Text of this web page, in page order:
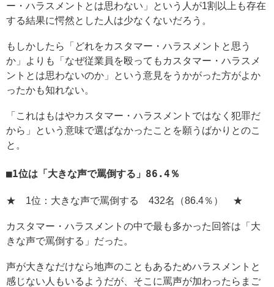
ー・ハラスメントとは思わない」という人が1割以上も存在
する結果に愕然とした人は少なくないだろう。
もしかしたら「どれをカスタマー・ハラスメントと思う
か」よりも「なぜ従業員を殴ってもカスタマー・ハラスメ
ントとは思わないのか」という意見をうかがった方がよか
ったかも知れない。
「これはもはやカスタマー・ハラスメントではなく犯罪だ
から」という意味で選ばなかったことを願うばかりとのこ
と。
1位は「大きな声で罵倒する」86.4％
★ 1位：大きな声で罵倒する 432名（86.4％） ★
カスタマー・ハラスメントの中で最も多かった回答は「大
きな声で罵倒する」だった。
声が大きなだけなら地声のこともあるためハラスメントと
感じない人もいるようだが、そこに罵声が加わったらまご